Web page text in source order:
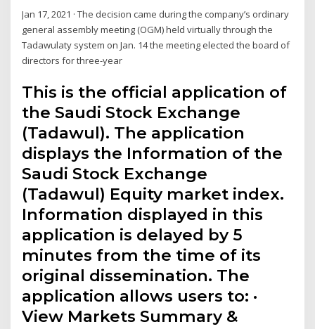
Jan 17, 2021 · The decision came during the company’s ordinary
general assembly meeting (OGM) held virtually through the
Tadawulaty system on Jan. 14 the meeting elected the board of
directors for three-year
This is the official application of
the Saudi Stock Exchange
(Tadawul). The application
displays the Information of the
Saudi Stock Exchange
(Tadawul) Equity market index.
Information displayed in this
application is delayed by 5
minutes from the time of its
original dissemination. The
application allows users to: ·
View Markets Summary &